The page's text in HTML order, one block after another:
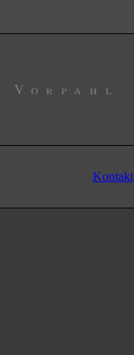
Vorpahl
Kontakt